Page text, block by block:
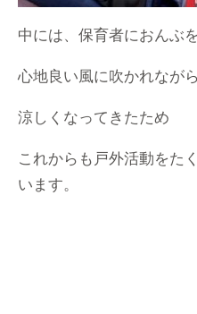
中には、保育者におんぶ
心地良い風に吹かれなが
涼しくなってきたため
これからも戸外活動をた
います。